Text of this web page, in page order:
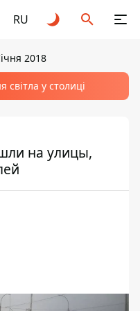
RU
2018
світла у столиці
на улицы,